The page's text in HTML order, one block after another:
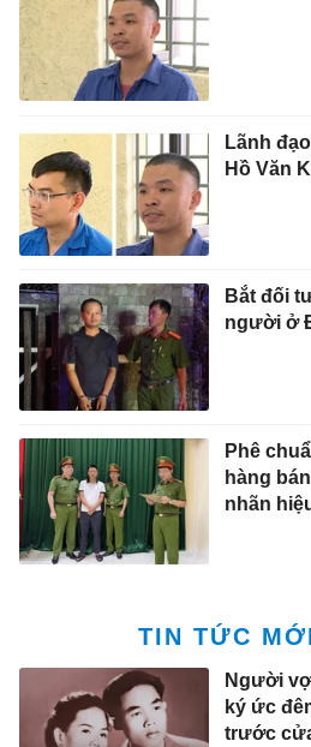
Lãnh
Hồ Văn
Bắt đối
người ở
Phê
hàng
nhãn
TIN TỨC
Người
ký ức
trước